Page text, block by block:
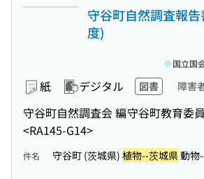
守谷町自然調査報
度)
紙 デジタル 図書 障害
守谷町自然調査会 編守谷町教育委
<RA145-G14>
国立国
件名 守谷町 (茨城県) 植物--茨城県動物